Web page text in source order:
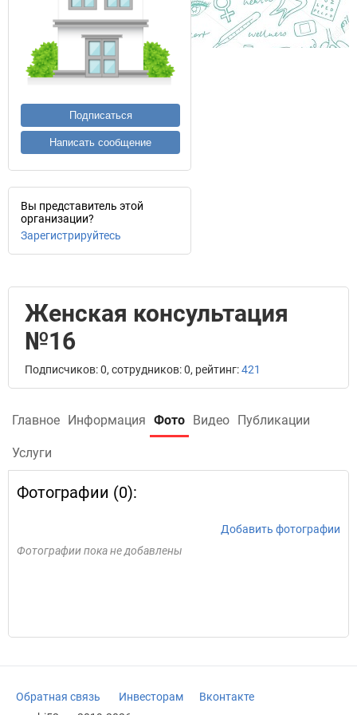
Подписаться
Написать сообщение
Вы представитель этой
организации?
Зарегистрируйтесь
Женская консультация
№16
Подписчиков: 0, сотрудников: 0, рейтинг:421
Главное Информация Фото Видео Публикации
Услуги
Фотографии (0):
Добавить фотографии
Фотографии пока не добавлены
Обратная связь Инвесторам
Вконтакте